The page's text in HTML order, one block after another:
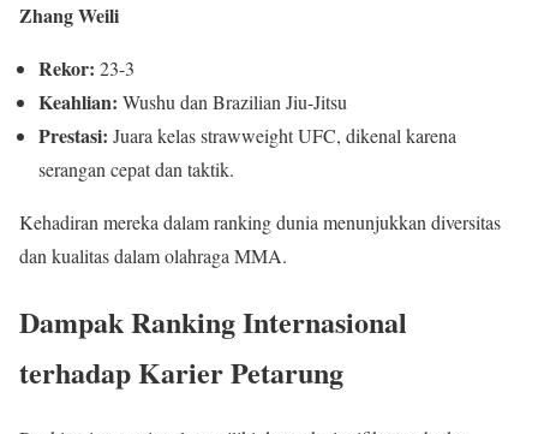
Zhang Weili
Rekor: 23-3
Keahlian: Wushu dan Brazilian Jiu-Jitsu
Prestasi: Juara kelas strawweight UFC, dikenal karena
serangan cepat dan taktik.
Kehadiran mereka dalam ranking dunia menunjukkan diversitas
dan kualitas dalam olahraga MMA.
Dampak Ranking Internasional
terhadap Karier Petarung